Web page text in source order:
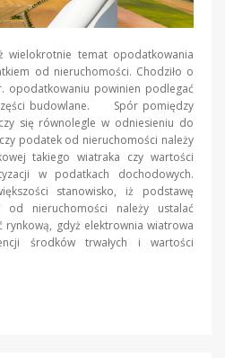
temat opodatkowania
od nieruchomości. Chodziło o
opodatkowaniu powinien podlegać
części budowlane. Spór pomiędzy
się równolegle w odniesieniu do
podatek od nieruchomości należy
takiego wiatraka czy wartości
w podatkach dochodowych.
stanowisko, iż podstawę
od nieruchomości należy ustalać
rynkową, gdyż elektrownia wiatrowa
środków trwałych i wartości